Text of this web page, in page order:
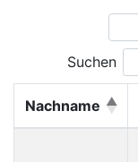
Suchen
Nachname